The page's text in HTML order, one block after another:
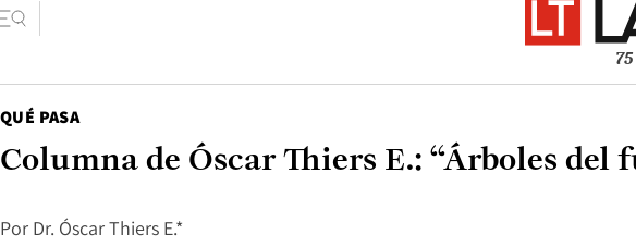
QUÉ PASA
Columna de Óscar Thiers E.: “Árboles
Por Dr. Óscar Thiers E.*